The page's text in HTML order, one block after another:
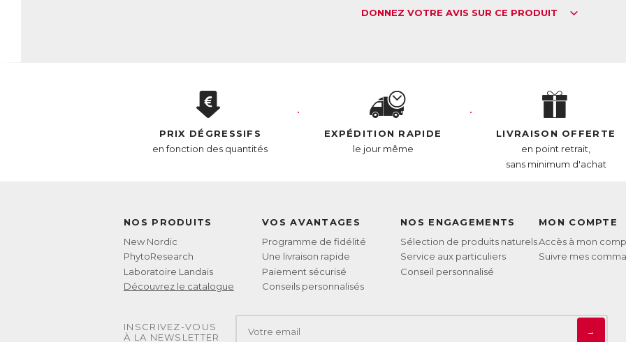
DONNEZ VOTRE AVIS SUR CE PRODUIT
PRIX DÉGRESSIFS
en fonction des quantités
EXPÉDITION RAPIDE
le jour même
LIVRAISON OFFERTE
en point retrait,
sans minimum d'achat
NOS PRODUITS
New Nordic
PhytoResearch
Laboratoire Landais
Découvrez le catalogue
VOS AVANTAGES
Programme de fidélité
Une livraison rapide
Paiement sécurisé
Conseils personnalisés
NOS ENGAGEMENTS
Sélection de produits naturels
Service aux particuliers
Conseil personnalisé
MON COMPTE
Accès à mon
Suivre mes
INSCRIVEZ-VOUS
À LA NEWSLETTER
→